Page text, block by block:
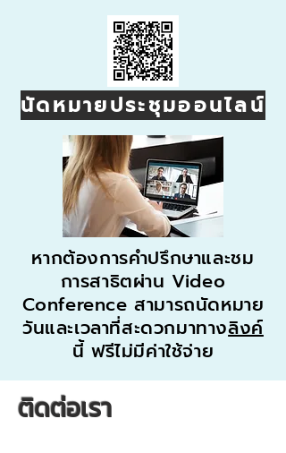
นัดหมายประชุมออนไลน์
หากต้องการคำปรึกษาและชม
การสาธิตผ่าน Video
Conference สามารถนัดหมาย
วันและเวลาที่สะดวกมาทางลิงค์
นี้ ฟรีไม่มีค่าใช้จ่าย
ติดต่อเรา